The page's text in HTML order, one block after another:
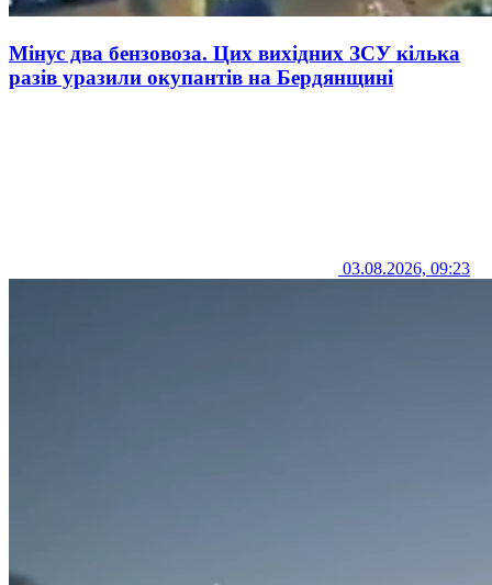
Мінус два бензовоза. Цих вихідних ЗСУ кілька
разів уразили окупантів на Бердянщині
03.08.2026, 09:23